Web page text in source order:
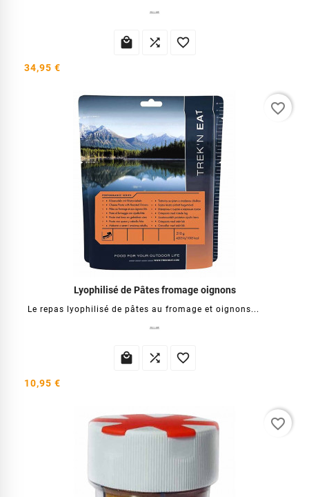
  
34,95 €
Lyophilisé de Pâtes fromage oignons
Le repas lyophilisé de pâtes au fromage et oignons...
  
10,95 €
favorite_border
favorite_border